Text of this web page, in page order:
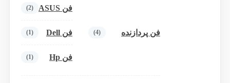
فن پردازنده (4)
فن ASUS (2)
فن Dell (1)
فن Hp (1)